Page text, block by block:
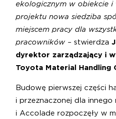
ekologicznym w obiekcie i
projektu nowa siedziba
miejscem pracy dla
pracowników – stwierdza
dyrektor zarządzający i
Toyota Material Handling
Budowę pierwszej części
i przeznaczonej dla innego
i Accolade rozpoczęły w